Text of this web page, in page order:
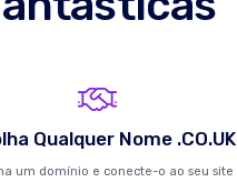
Qualquer Nome .CO.UK
um domínio e conecte-o ao seu site